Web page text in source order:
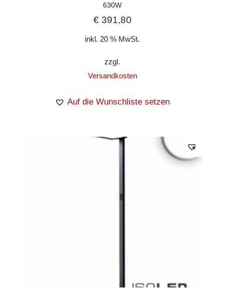
630W
€391,80
inkl. 20 % MwSt.
zzgl.
Versandkosten
Auf die Wunschliste setzen